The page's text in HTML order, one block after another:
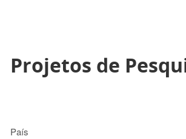
Projetos de
País